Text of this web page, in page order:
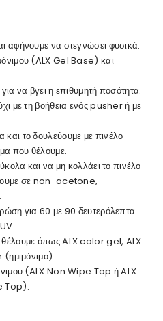
αφήνουμε να στεγνώσει φυσικά.
(ALX Gel Base) και
να βγει η επιθυμητή ποσότητα.
με τη βοήθεια ενός pusher ή με
το δουλεύουμε με πινέλο
που θέλουμε.
και να μη κολλάει το πινέλο
σε non-acetone,
για 60 με 90 δευτερόλεπτα
όπως ALX color gel, ALX
(ALX Non Wipe Top ή ALX
Top).